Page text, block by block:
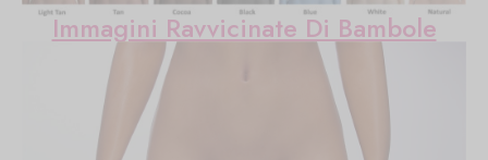
Immagini Ravvicinate Di Bambole